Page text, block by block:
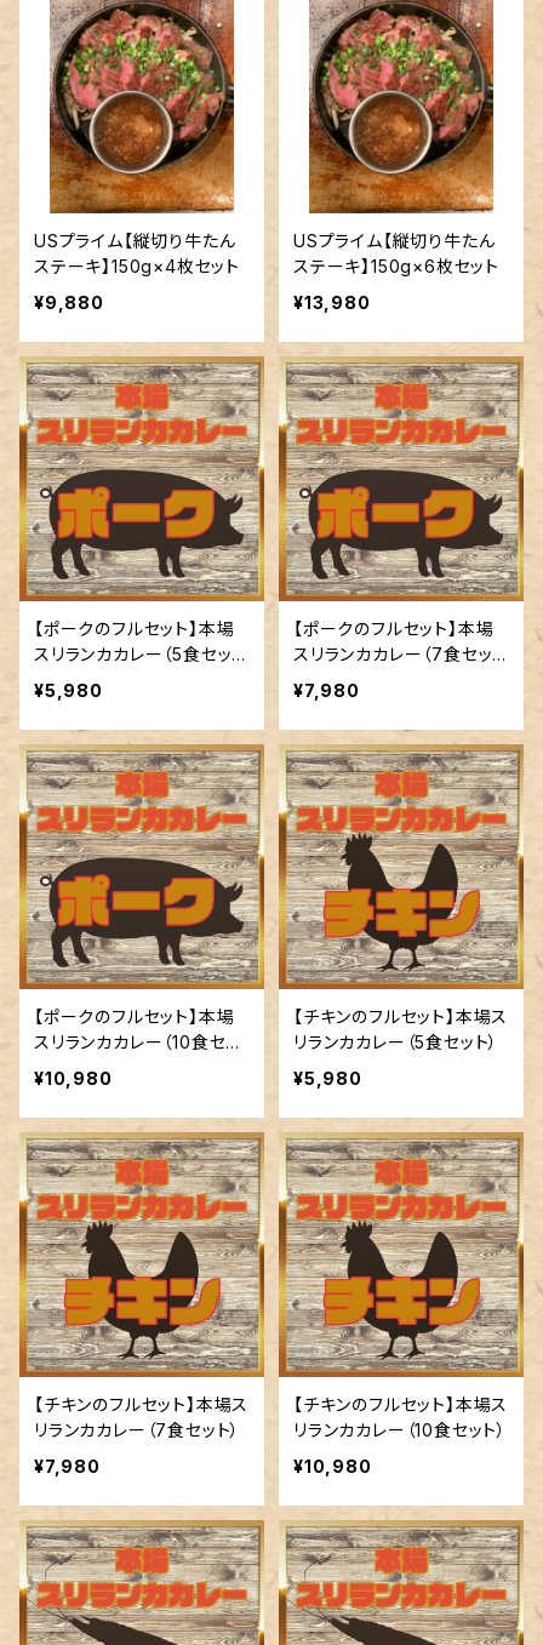
USプライム【縦切り牛たん
ステーキ】150g×4枚セット
¥9,880
USプライム【縦切り牛たん
ステーキ】150g×6枚セット
¥13,980
【ポークのフルセット】本場
スリランカカレー（5食セッ
ト）
¥5,980
【ポークのフルセット】本場
スリランカカレー（7食セッ
ト）
¥7,980
【ポークのフルセット】本場
スリランカカレー（10食セッ
ト）
¥10,980
【チキンのフルセット】本場ス
リランカカレー（5食セット）
¥5,980
【チキンのフルセット】本場ス
リランカカレー（7食セット）
¥7,980
【チキンのフルセット】本場ス
リランカカレー（10食セット）
¥10,980